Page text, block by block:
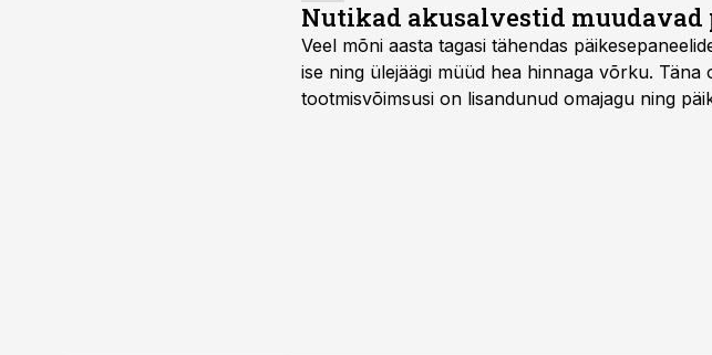
Nutikad akusalvestid muudavad
Veel mõni aasta tagasi tähendas
ise ning ülejäägi müüd hea hinnaga võrku.
tootmisvõimsusi on lisandunud omajagu ning